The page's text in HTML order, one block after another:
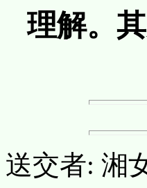
理解。
送交者: 湘